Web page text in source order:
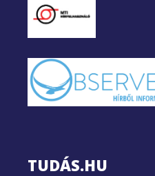
TUDÁS.HU